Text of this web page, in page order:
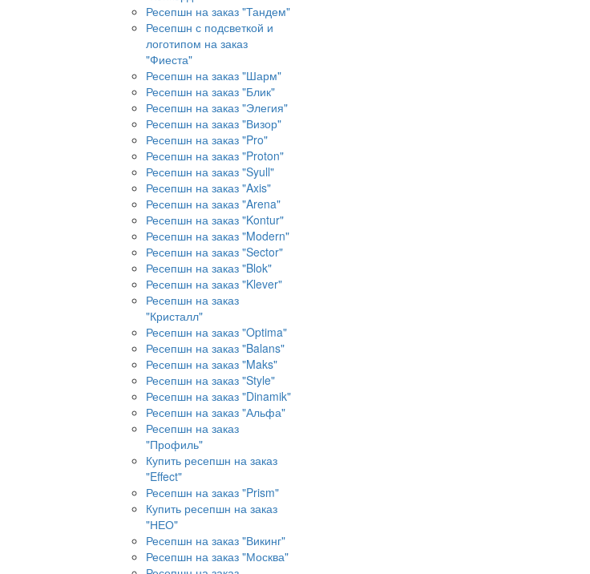
Ресепшн на заказ "Тандем"
Ресепшн с подсветкой и
логотипом на заказ
"Фиеста"
Ресепшн на заказ "Шарм"
Ресепшн на заказ "Блик"
Ресепшн на заказ "Элегия"
Ресепшн на заказ "Визор"
Ресепшн на заказ "Pro"
Ресепшн на заказ "Proton"
Ресепшн на заказ "Syull"
Ресепшн на заказ "Axis"
Ресепшн на заказ "Arena"
Ресепшн на заказ "Kontur"
Ресепшн на заказ "Modern"
Ресепшн на заказ "Sector"
Ресепшн на заказ "Blok"
Ресепшн на заказ "Klever"
Ресепшн на заказ
"Кристалл"
Ресепшн на заказ "Optima"
Ресепшн на заказ "Balans"
Ресепшн на заказ "Maks"
Ресепшн на заказ "Style"
Ресепшн на заказ "Dinamik"
Ресепшн на заказ "Альфа"
Ресепшн на заказ
"Профиль"
Купить ресепшн на заказ
"Effect"
Ресепшн на заказ "Prism"
Купить ресепшн на заказ
"НЕО"
Ресепшн на заказ "Викинг"
Ресепшн на заказ "Москва"